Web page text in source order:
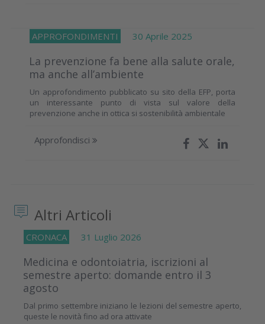
APPROFONDIMENTI 30 Aprile 2025
La prevenzione fa bene alla salute orale,
ma anche all’ambiente
Un approfondimento pubblicato su sito della EFP, porta
un interessante punto di vista sul valore della
prevenzione anche in ottica si sostenibilità ambientale
Approfondisci
Altri Articoli
CRONACA 31 Luglio 2026
Medicina e odontoiatria, iscrizioni al
semestre aperto: domande entro il 3
agosto
Dal primo settembre iniziano le lezioni del semestre aperto,
queste le novità fino ad ora attivate